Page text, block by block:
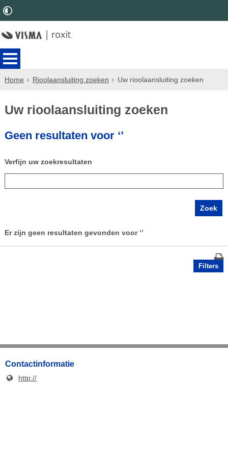
Home Rioolaansluiting zoeken Uw rioolaansluiting zoeken
Uw rioolaansluiting zoeken
Geen resultaten voor ‘’
Verfijn uw zoekresultaten
Er zijn geen resultaten gevonden voor ‘’
Filters
Contactinformatie
http://